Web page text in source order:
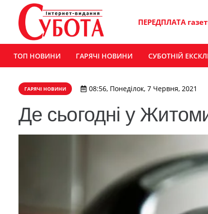
ПЕРЕДПЛАТА
ТОП НОВИНИ ГАРЯЧІ НОВИНИ СУБОТНІЙ
ГАРЯЧІ НОВИНИ 08:56, Понеділок, 7 Червня, 2021
Де сьогодні у